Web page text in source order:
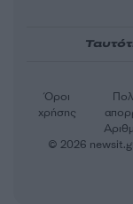
Όροι
χρήσης
© 2026